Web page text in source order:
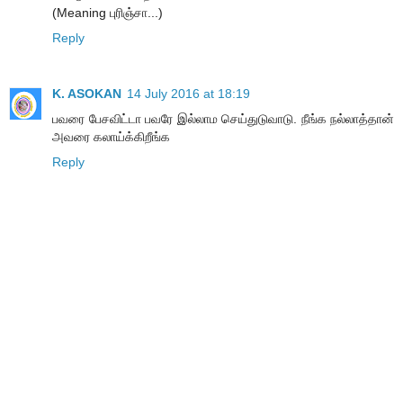
(Meaning புரிஞ்சா...)
Reply
K. ASOKAN 14 July 2016 at 18:19
பவரை பேசவிட்டா பவரே இல்லாம செய்துடுவாடு. நீங்க நல்லாத்தான்
அவரை கலாய்க்கிறீங்க
Reply